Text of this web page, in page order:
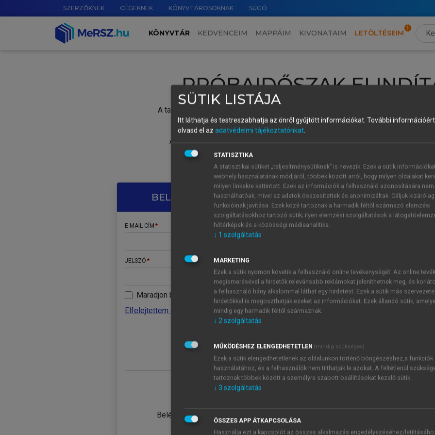
SZERZŐKNEK CÉGEKNEK KÖNYVTÁROSOKNAK SÚGÓ
KÖNYVTÁR KEDVENCEIM MAPPÁIM KIVONATAIM LETÖLTÉSEIM
PRÓBAIDŐSZAK
A tartalom megtekintéséhez lépj be a saját fiókoddal, iskolai azonosítóddal vagy
Új felhasználóként1 óra díjmentes hozzáférésrevagy
A próbaidőszak elindításához,
vagy hozz
A regisztráció után a
BELÉPÉS SAJÁT FIÓKKAL
E-MAIL-CÍM
JELSZÓ
Maradjon belépve
Elfelejtettem a jelszavamat
Belépés intézményi azonosítóval
ÚJ FIÓK
1 óra
JELSZÓ
Kérek értesítést a MeRSZ
Kérek értesítést az
SÜTIK LISTÁJA
Itt láthatja és testreszabhatja az önről gyűjtött információkat. További
olvasd el az adatvédelmi tájékoztatónkat.
STATISZTIKA
A statisztikai sütiket „teljesítménysütiknek” is nevezik. Ezek a sütik
webhely használatának módjáról, többek között arról, hogy milyen oldalakat
milyen linkekre kattintott. Ezek az információk a felhasználó azonosítására nem
használhatóak, mivel az adatok összesítettek és anonimizáltak. Céljuk
funkcióinak javítása. Ezek közé tartoznak a harmadik féltől származó elemzési
szolgáltatásokhoz tartozó sütik; ilyen elemzési szolgáltatások a
hőtérképek és a közösségi médiaanalitika.
↓ 1 szolgáltatás
MARKETING
Ezek a sütik nyomon követik a felhasználó online tevékenységét. Az online
megismerésével a hirdetők relevánsabb reklámokat jeleníthetnek meg, és
a felhasználó hány alkalommal láthat egy hirdetést. Ezek a sütik más
hirdetőkkel is megoszthatják ezeket az információkat. Ezek állandó sütik,
mindig egy harmadik féltől származnak.
↓ 2szolgáltatás
MŰKÖDÉSHEZ ELENGEDHETETLEN (mindig szükséges)
Ezek a sütik elengedhetetlenek az oldalunkon történő böngészéshez,a funkciók
használatához, és a felhasználók nem tilthatják le azokat. A feltétlenül
tartoznak többek között a személyre szabott beállításokat kezelő sütik.
↓ 3 szolgáltatás
ÖSSZES APP ÁTKAPCSOLÁSA
Használja ezt a kapcsolót az összes alkalmazás engedélyezéséhez/